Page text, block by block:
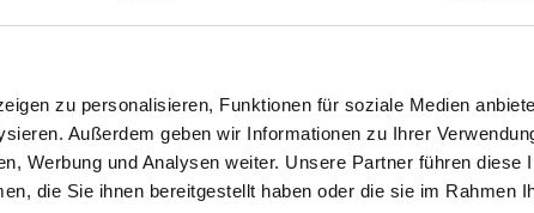
zu personalisieren, Funktionen für soziale Medien
Außerdem geben wir Informationen zu Ihrer
Werbung und Analysen weiter. Unsere Partner führen diese
die Sie ihnen bereitgestellt haben oder die sie im Rahmen
Eigenschaften: Es müssen keine Nährwerte
Deutz, 16 Rue Jeanson, 51160 Ay- Champagne,